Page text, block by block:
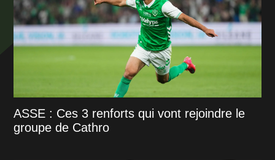
ASSE : Ces 3 renforts qui vont rejoindre le
groupe de Cathro